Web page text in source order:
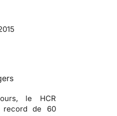
le HCR
record de 60